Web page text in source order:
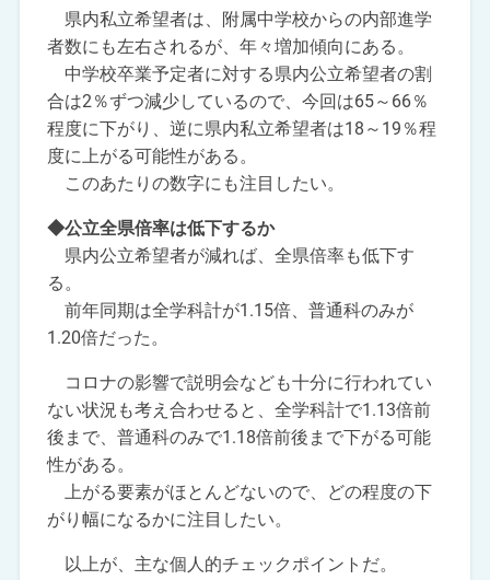
県内私立希望者は、附属中学校からの内部進学
者数にも左右されるが、年々増加傾向にある。
中学校卒業予定者に対する県内公立希望者の割
合は2％ずつ減少しているので、今回は65～66％
程度に下がり、逆に県内私立希望者は18～19％程
度に上がる可能性がある。
このあたりの数字にも注目したい。
◆公立全県倍率は低下するか
県内公立希望者が減れば、全県倍率も低下す
る。
前年同期は全学科計が1.15倍、普通科のみが
1.20倍だった。
コロナの影響で説明会なども十分に行われてい
ない状況も考え合わせると、全学科計で1.13倍前
後まで、普通科のみで1.18倍前後まで下がる可能
性がある。
上がる要素がほとんどないので、どの程度の下
がり幅になるかに注目したい。
以上が、主な個人的チェックポイントだ。